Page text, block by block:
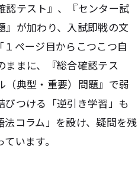
認テスト』、『センター試
』が加わり、入試即戦の文
ページ目からこつこつ自
ままに、『総合確認テス
（典型・重要）問題』で弱
びつける「逆引き学習」も
コラム」を設け、疑問を残
います。